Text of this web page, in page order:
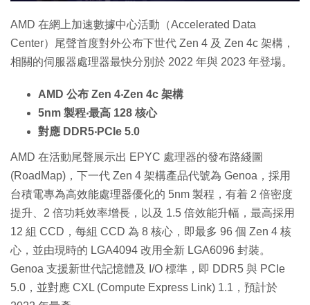
AMD 在網上加速數據中心活動（Accelerated Data
Center）尾聲首度對外公布下世代 Zen 4 及 Zen 4c 架構，
相關的伺服器處理器最快分別於 2022 年與 2023 年登場。
AMD 公布 Zen 4‧Zen 4c 架構
5nm 製程‧最高 128 核心
對應 DDR5‧PCIe 5.0
AMD 在活動尾聲展示出 EPYC 處理器的發布路綫圖
(RoadMap)，下一代 Zen 4 架構產品代號為 Genoa，採用
台積電專為高效能處理器優化的 5nm 製程，有着 2 倍密度
提升、2 倍功耗效率增長，以及 1.5 倍效能升幅，最高採用
12 組 CCD，每組 CCD 為 8 核心，即最多 96 個 Zen 4 核
心，並由現時的 LGA4094 改用全新 LGA6096 封裝。
Genoa 支援新世代記憶體及 I/O 標準，即 DDR5 與 PCIe
5.0，並對應 CXL (Compute Express Link) 1.1，預計於